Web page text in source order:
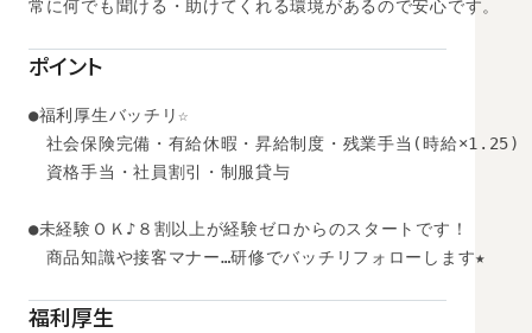
常に何でも聞ける・助けてくれる環境があるので安心です。
ポイント
●福利厚生バッチリ☆
社会保険完備・有給休暇・昇給制度・残業手当(時給×1.25)
資格手当・社員割引・制服貸与
●未経験ＯＫ♪８割以上が経験ゼロからのスタートです！
商品知識や接客マナー…研修でバッチリフォローします★
福利厚生